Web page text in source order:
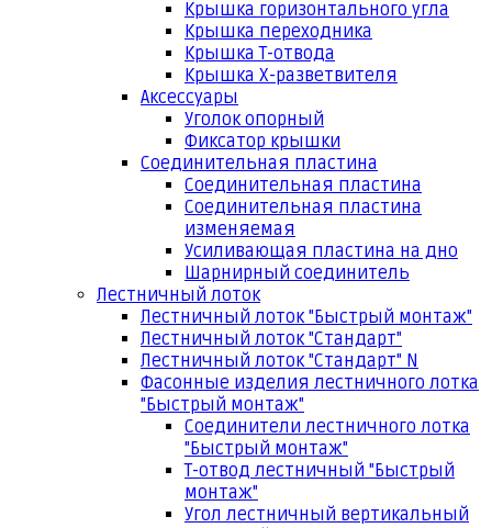
Крышка горизонтального угла
Крышка переходника
Крышка Т-отвода
Крышка Х-разветвителя
Аксессуары
Уголок опорный
Фиксатор крышки
Соединительная пластина
Соединительная пластина
Соединительная пластина
изменяемая
Усиливающая пластина на дно
Шарнирный соединитель
Лестничный лоток
Лестничный лоток "Быстрый монтаж"
Лестничный лоток "Стандарт"
Лестничный лоток "Стандарт" N
Фасонные изделия лестничного лотка
"Быстрый монтаж"
Соединители лестничного лотка
"Быстрый монтаж"
Т-отвод лестничный "Быстрый
монтаж"
Угол лестничный вертикальный